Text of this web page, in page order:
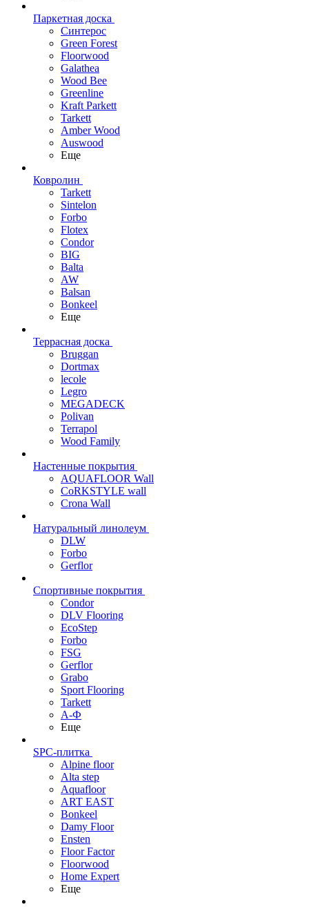
Паркетная доска
Синтерос
Green Forest
Floorwood
Galathea
Wood Bee
Greenline
Kraft Parkett
Tarkett
Amber Wood
Auswood
Еще
Ковролин
Tarkett
Sintelon
Forbo
Flotex
Condor
BIG
Balta
AW
Balsan
Bonkeel
Еще
Террасная доска
Bruggan
Dortmax
lecole
Legro
MEGADECK
Polivan
Terrapol
Wood Family
Настенные покрытия
AQUAFLOOR Wall
CoRKSTYLE wall
Crona Wall
Натуральный линолеум
DLW
Forbo
Gerflor
Спортивные покрытия
Condor
DLV Flooring
EcoStep
Forbo
FSG
Gerflor
Grabo
Sport Flooring
Tarkett
А-Ф
Еще
SPC-плитка
Alpine floor
Alta step
Aquafloor
ART EAST
Bonkeel
Damy Floor
Ensten
Floor Factor
Floorwood
Home Expert
Еще